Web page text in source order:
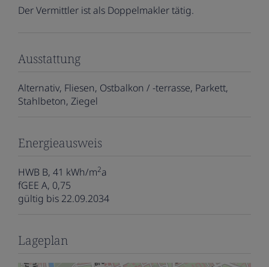
Der Vermittler ist als Doppelmakler tätig.
Ausstattung
Alternativ Fliesen Ostbalkon / -terrasse Parkett
Stahlbeton Ziegel
Energieausweis
HWB B, 41 kWh/m2a
fGEE A, 0,75
gültig bis 22.09.2034
Lageplan